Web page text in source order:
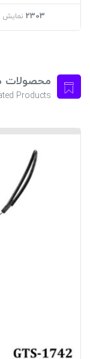
2303 نمایش
محصولات
Products